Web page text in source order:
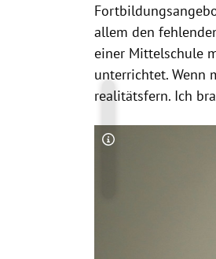
allem den
einer Mittelschule
unterrichtet. Wenn
realitätsfern. Ich
Copyright-Hinweis